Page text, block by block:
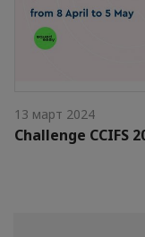
13 март 2024
Challenge CCIFS